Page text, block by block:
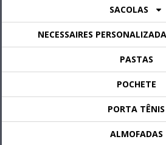
SACOLAS
NECESSAIRES
PASTAS
POCHETE
PORTA TÊNIS
ALMOFADAS